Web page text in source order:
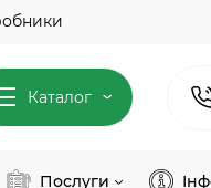
Каталог
Послуги